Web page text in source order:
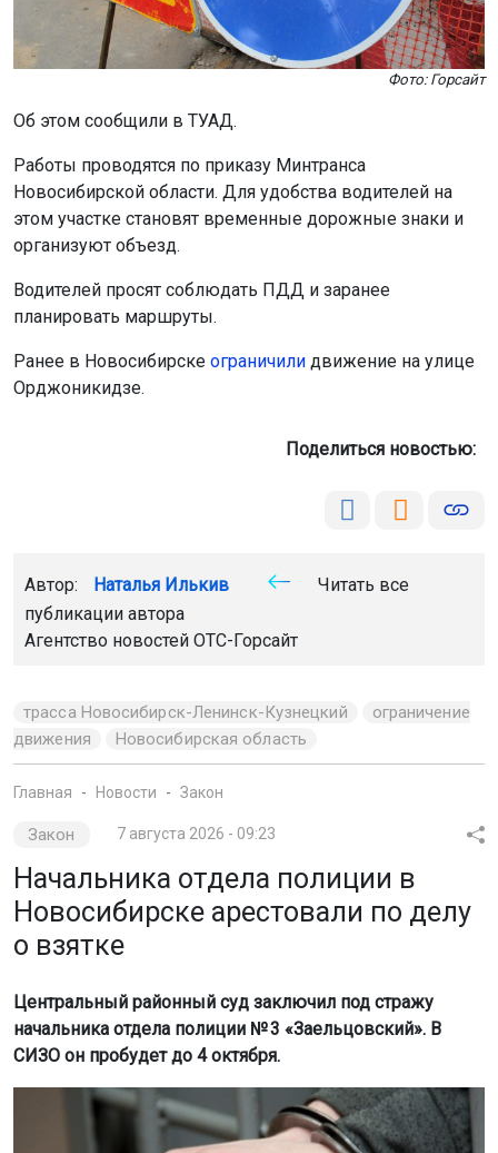
Фото: Горсайт
Об этом сообщили в ТУАД.
Работы проводятся по приказу Минтранса
Новосибирской области. Для удобства водителей на
этом участке становят временные дорожные знаки и
организуют объезд.
Водителей просят соблюдать ПДД и заранее
планировать маршруты.
Ранее в Новосибирске ограничили движение на улице
Орджоникидзе.
Поделиться новостью:
Автор: Наталья Илькив
Читать все
публикации автора
Агентство новостей ОТС-Горсайт
трасса Новосибирск-Ленинск-Кузнецкий
ограничение
движения
Новосибирская область
Главная Новости Закон
Закон 7 августа 2026 - 09:23
Начальника отдела полиции в
Новосибирске арестовали по делу
о взятке
Центральный районный суд заключил под стражу
начальника отдела полиции № 3 «Заельцовский». В
СИЗО он пробудет до 4 октября.